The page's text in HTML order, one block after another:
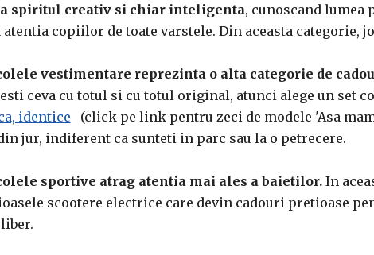
spiritul creativ si chiar inteligenta, cunoscand lumea
atentia copiilor de toate varstele. Din aceasta categorie,
vestimentare reprezinta o alta categorie de
ceva cu totul si cu totul original, atunci alege un set
identice (click pe link pentru zeci de modele 'Asa
jur, indiferent ca sunteti in parc sau la o petrecere.
sportive atrag atentia mai ales a baietilor.In
scootere electrice care devin cadouri pretioase